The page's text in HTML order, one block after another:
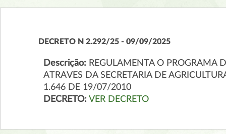
DECRETO N 2.292/25 - 09/09/2025
Descrição:REGULAMENTA O PROGRAMA
ATRAVES DA SECRETARIA DE
1.646 DE 19/07/2010
DECRETO: VER DECRETO